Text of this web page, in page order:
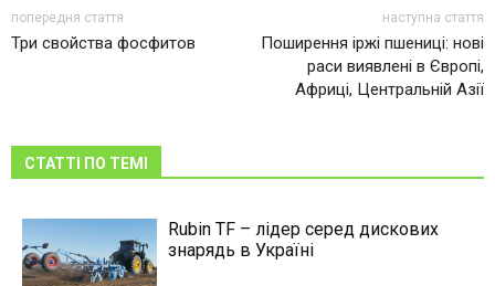
попередня стаття
Три свойства фосфитов
наступна стаття
Поширення іржі пшениці: нові
раси виявлені в Європі,
Африці, Центральній Азії
СТАТТІ ПО ТЕМІ
Rubin TF – лідер серед дискових
знарядь в Україні